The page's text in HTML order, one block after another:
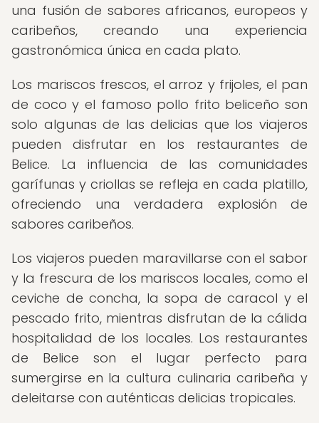
una fusión de sabores africanos, europeos y
caribeños, creando una experiencia
gastronómica única en cada plato.
Los mariscos frescos, el arroz y frijoles, el pan
de coco y el famoso pollo frito beliceño son
solo algunas de las delicias que los viajeros
pueden disfrutar en los restaurantes de
Belice. La influencia de las comunidades
garífunas y criollas se refleja en cada platillo,
ofreciendo una verdadera explosión de
sabores caribeños.
Los viajeros pueden maravillarse con el sabor
y la frescura de los mariscos locales, como el
ceviche de concha, la sopa de caracol y el
pescado frito, mientras disfrutan de la cálida
hospitalidad de los locales. Los restaurantes
de Belice son el lugar perfecto para
sumergirse en la cultura culinaria caribeña y
deleitarse con auténticas delicias tropicales.